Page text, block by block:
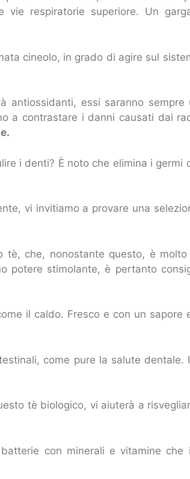
vie respiratorie superiore. Un
cineolo, in grado di agire sul
antiossidanti, essi saranno sempre
a contrastare i danni causati dai
i denti? È noto che elimina i germi
vi invitiamo a provare una
tè, che, nonostante questo, è
potere stimolante, è pertanto
il caldo. Fresco e con un sapore
come pure la salute dentale.
tè biologico, vi aiuterà a
con minerali e vitamine che